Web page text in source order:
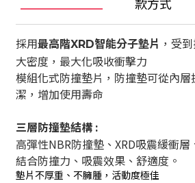
款方式
採用最高階XRD智能分子墊片 ，受
大密度，最大化吸收衝擊力
模組化式防撞墊片， 防撞墊可從內
潔，增加使用壽命
三層防撞墊結構 :
高彈性NBR防撞墊、XRD吸震緩衝層
結合防撞力、吸震效果、舒適度。
墊片不厚重、不臃腫，活動度極佳